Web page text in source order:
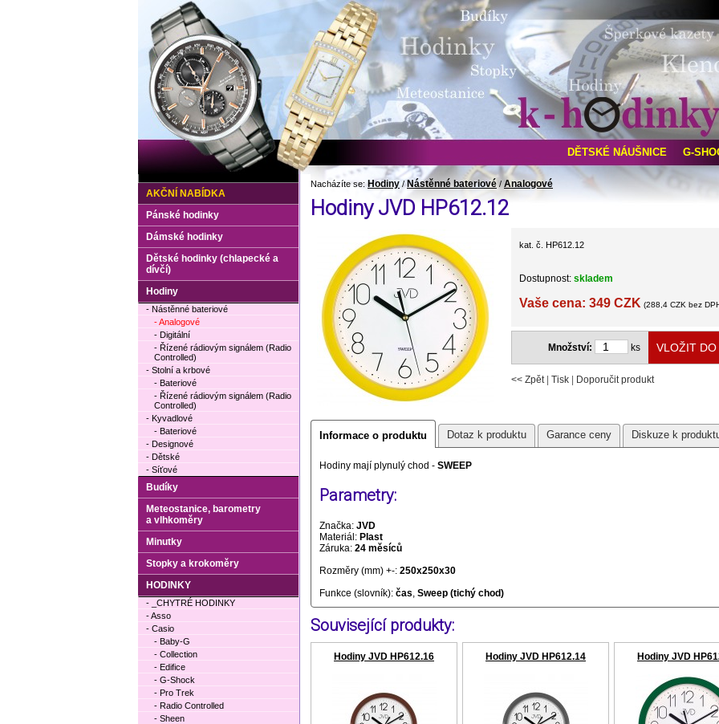
Nacházíte se: Hodiny / Nástěnné bateriové / Analogové
Hodiny JVD HP612.12
kat. č. HP612.12
Dostupnost: skladem
Vaše cena: 349 CZK (288,4 CZK bez
Množství: ks
<< Zpět| Tisk Doporučit produkt
Informace o produktu Dotaz k produktu Garance ceny Diskuze k
Hodiny mají plynulý chod - SWEEP
Parametry:
Značka: JVD
Materiál: Plast
Záruka: 24 měsíců
Rozměry (mm) +-: 250x250x30
Funkce (slovník): čas, Sweep (tichý chod)
Související produkty:
Hodiny JVD HP612.16 Hodiny JVD HP612.14 Hodiny JVD
AKČNÍ NABÍDKA
Pánské hodinky
Dámské hodinky
Dětské hodinky (chlapecké a
dívčí)
Hodiny
- Nástěnné bateriové
- Analogové
- Digitální
- Řízené rádiovým signálem (Radio
Controlled)
- Stolní a krbové
- Bateriové
- Řízené rádiovým signálem (Radio
Controlled)
- Kyvadlové
- Bateriové
- Designové
- Dětské
- Síťové
Budíky
Meteostanice, barometry
a vlhkoměry
Minutky
Stopky a krokoměry
HODINKY
- _CHYTRÉ HODINKY
- Asso
- Casio
- Baby-G
- Collection
- Edifice
- G-Shock
- Pro Trek
- Radio Controlled
- Sheen
DĚTSKÉ NÁUŠNICE G-